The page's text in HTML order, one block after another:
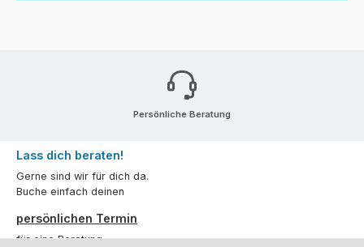
Persönliche Beratung
Lass dich beraten!
Gerne sind wir für dich da.
Buche einfach deinen
persönlichen Termin
für eine Beratung.